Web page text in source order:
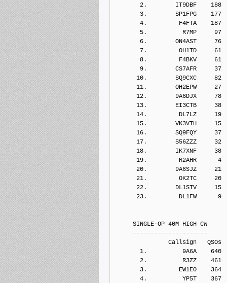
2.        IT9DBF    188
3.        SP1FPG    177
4.         F4FTA    187
5.          R7MP     97
6.        ON4AST     76
7.         OH1TD     61
8.         F4BKV     61
9.        CS7AFR     37
10.        SQ9CXC     82
11.        OH2EPW     27
12.        9A6DJX     78
13.        EI3CTB     38
14.         DL7LZ     19
15.        VK3VTH     15
16.        SQ9FQY     37
17.        S56ZZZ     32
18.        IK7XNF     38
19.         R2AHR      4
20.        9A6SJZ     21
21.         OK2TC     20
22.        DL1STV     15
23.         DL1FW      9
SINGLE-OP 40M HIGH CW
---------------------
Callsign   QSOs  Points
1.          9A6A    640
2.          R3ZZ    461
3.         EW1EO    364
4.          YP5T    367